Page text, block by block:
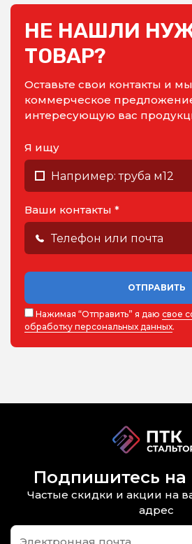
НЕ НАШЛИ
ТОВАР?
Оставьте свои контакты и
коммерческое
интересующую вас
Я ищу
Ваши контакты *
ОТПРАВИТЬ
Нажимая “Отправить” я даю свое
обработку персональных данных.
Подпишитесь на
Частые скидки и акции на
адрес